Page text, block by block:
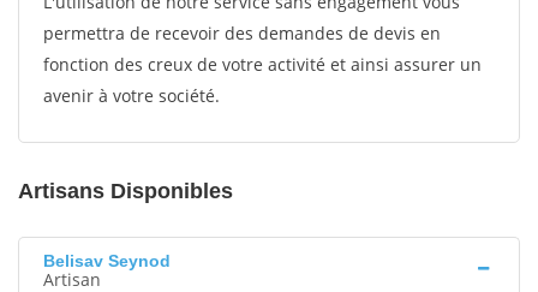
permettra de recevoir des demandes de devis en
fonction des creux de votre activité et ainsi assurer un
avenir à votre société.
Artisans Disponibles
Belisav Seynod
Artisan